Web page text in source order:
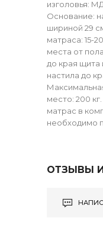
изголовья:
Основание:
шириной 29
матраса: 15-
места от
до края щита
настила до
место: 200
матрас в
необходимо
ОТЗЫВЫ